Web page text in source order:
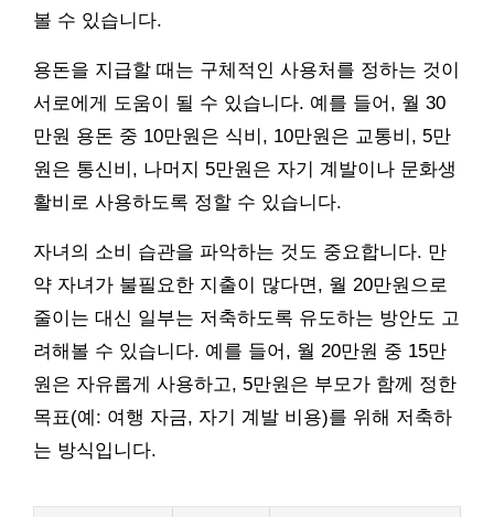
볼 수 있습니다.
용돈을 지급할 때는 구체적인 사용처를 정하는 것이
서로에게 도움이 될 수 있습니다. 예를 들어, 월 30
만원 용돈 중 10만원은 식비, 10만원은 교통비, 5만
원은 통신비, 나머지 5만원은 자기 계발이나 문화생
활비로 사용하도록 정할 수 있습니다.
자녀의 소비 습관을 파악하는 것도 중요합니다. 만
약 자녀가 불필요한 지출이 많다면, 월 20만원으로
줄이는 대신 일부는 저축하도록 유도하는 방안도 고
려해볼 수 있습니다. 예를 들어, 월 20만원 중 15만
원은 자유롭게 사용하고, 5만원은 부모가 함께 정한
목표(예: 여행 자금, 자기 계발 비용)를 위해 저축하
는 방식입니다.